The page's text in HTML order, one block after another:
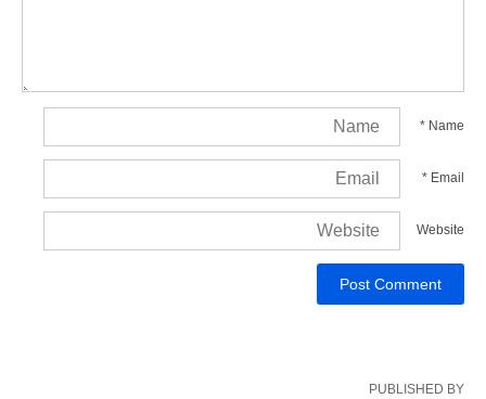
Name
*
Email
*
Website
PUBLISHED BY